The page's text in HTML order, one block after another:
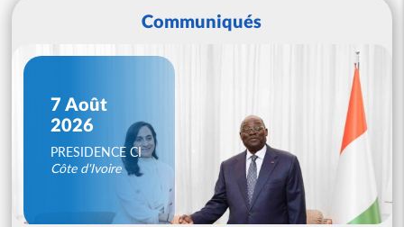
Communiqués
7 Août
2026
PRESIDENCE CI
Côte d'Ivoire